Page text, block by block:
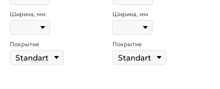
Ширина, мм
Покрытие
Ширина, мм
Покрытие